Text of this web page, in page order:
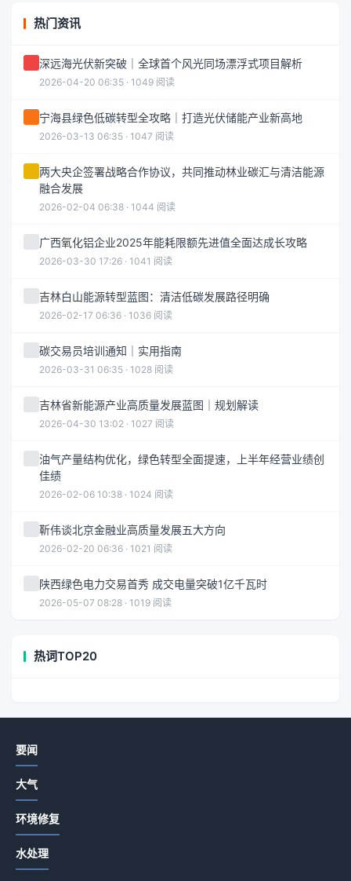
热门资讯
深远海光伏新突破｜全球首个风光同场漂浮式项目解析
2026-04-20 06:35 · 1049 阅读
宁海县绿色低碳转型全攻略｜打造光伏储能产业新高地
2026-03-13 06:35 · 1047 阅读
两大央企签署战略合作协议，共同推动林业碳汇与清洁能源
融合发展
2026-02-04 06:38 · 1044 阅读
广西氧化铝企业2025年能耗限额先进值全面达成长攻略
2026-03-30 17:26 · 1041 阅读
吉林白山能源转型蓝图：清洁低碳发展路径明确
2026-02-17 06:36 · 1036 阅读
碳交易员培训通知｜实用指南
2026-03-31 06:35 · 1028 阅读
吉林省新能源产业高质量发展蓝图｜规划解读
2026-04-30 13:02 · 1027 阅读
油气产量结构优化，绿色转型全面提速，上半年经营业绩创
佳绩
2026-02-06 10:38 · 1024 阅读
靳伟谈北京金融业高质量发展五大方向
2026-02-20 06:36 · 1021 阅读
陕西绿色电力交易首秀 成交电量突破1亿千瓦时
2026-05-07 08:28 · 1019 阅读
热词TOP20
要闻
大气
环境修复
水处理